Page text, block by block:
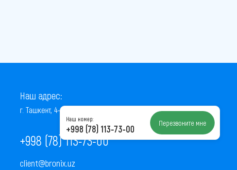
Наш адрес:
г. Ташкент, 4-й проезд Ниёзбек Йули, 7
+998 (78) 113-73-00
client@bronix.uz
Наш номер:
+998 (78) 113-73-00 Перезвоните мне